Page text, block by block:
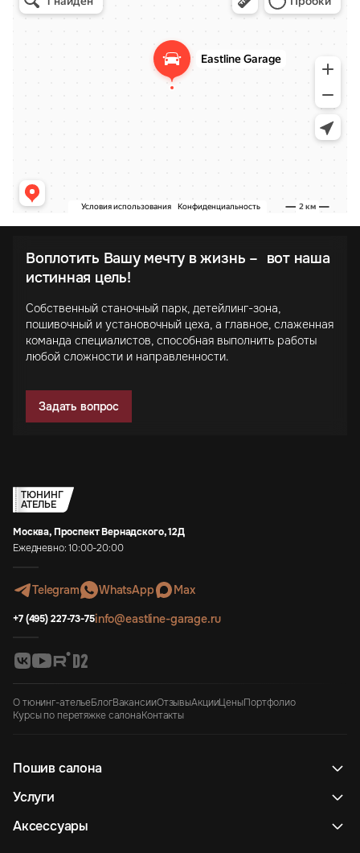
Воплотить Вашу мечту в жизнь – вот наша
истинная цель!
Собственный станочный парк, детейлинг-зона,
пошивочный и установочный цеха, а главное, слаженная
команда специалистов, способная выполнить работы
любой сложности и направленности.
Задать вопрос
ТЮНИНГ
АТЕЛЬЕ
Москва, Проспект Вернадского, 12Д
Ежедневно: 10:00-20:00
Telegram WhatsApp Max
+7 (495) 227-73-75info@eastline-garage.ru
О тюнинг-ательеБлогВакансииОтзывыАкцииЦеныПортфолио
Курсы по перетяжке салонаКонтакты
Пошив салона
Услуги
Аксессуары